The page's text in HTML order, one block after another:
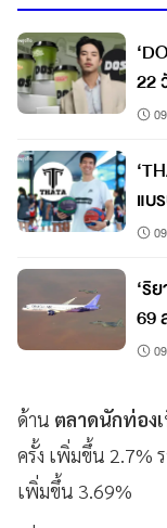
22
เน้
แบ
ชล
‘ริ
69
ด้าน ตลาดนักท่อง
ครั้ง เพิ่มขึ้น 2.7%
เพิ่มขึ้น 3.69%